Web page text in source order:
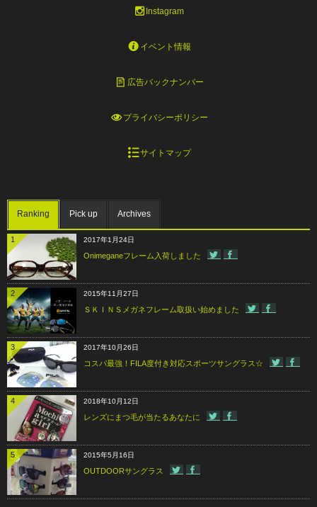
Instagram
イベント情報
広告バックナンバー
プライバシーポリシー
サイトマップ
Ranking Pick up Archives
1 2017年1月24日
Onimeganeフレーム入荷しました
2 2015年11月27日
ＳＫＩＮＳメガネフレーム取扱い始めました
3 2017年10月26日
コスパ最強！FILA度付き対応スポーツサングラス☆
4 2018年10月12日
レンズにまつ毛が当たるあなたに
5 2015年5月16日
OUTDOORサングラス